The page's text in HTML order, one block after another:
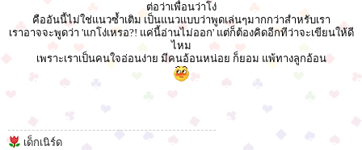
ต่อว่าเพื่อนว่าโง่
คืออันนี้ไม่ใช่แนวซ้ำเติม เป็นแนวแบบว่าพูดเล่นๆมากกว่าสำหรับเรา
เราอาจจะพูดว่า 'แกโง่เหรอ?! แค่นี้อ่านไม่ออก' แต่ก็ต้องคิดอีกทีว่าจะเขียนให้ดี
ไหม
เพราะเราเป็นคนใจอ่อนง่าย มีคนอ้อนหน่อย ก็ยอม แพ้ทางลูกอ้อน
เด็กเนิร์ด